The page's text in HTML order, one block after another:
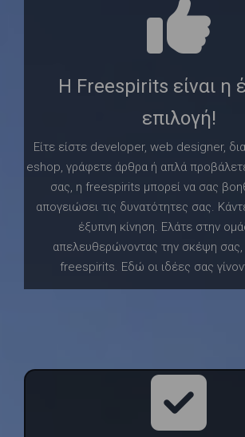
Η Freespirits είναι η
επιλογή!
Είτε είστε developer, web designer,
eshop, γράφετε άρθρα ή απλά
σας, η freespirits μπορεί να σας
απογειώσει τις δυνατότητες σας.
έξυπνη κίνηση. Ελάτε στην
απελευθερώνοντας την σκέψη σας,
freespirits. Εδώ οι ιδέες σας